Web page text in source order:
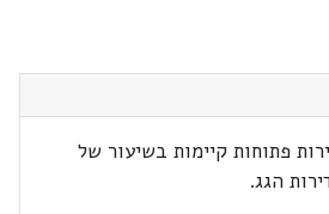
פתוחות קיימות בשיעור של